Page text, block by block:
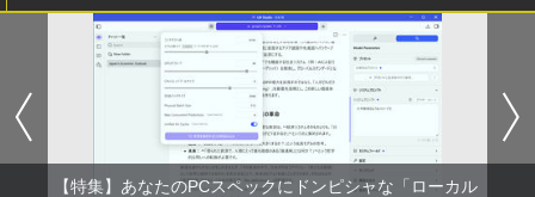
ゼンリン電子住宅地図 デジタウン 愛知県
蒲郡市 202501 232140Z0U
￥25,740
Xiaomi シャオミ REDMI Buds 8 Lite ワイヤ
レスイヤホン Bluetooth 5.4 ノイズキャンセ
リング ANC 36時間再生
￥2,980
￥250
ベルレス 650mlPET×24本
￥2,009
￥810
【特集】あなたのPCスペックにドンピシャな「ローカル